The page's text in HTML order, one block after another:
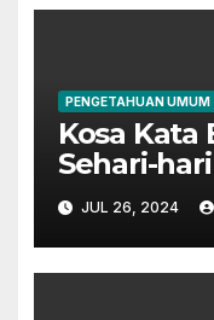
PENGETAHUAN UMUM
Kosa Kata
Sehari-hari
JUL 26, 2024